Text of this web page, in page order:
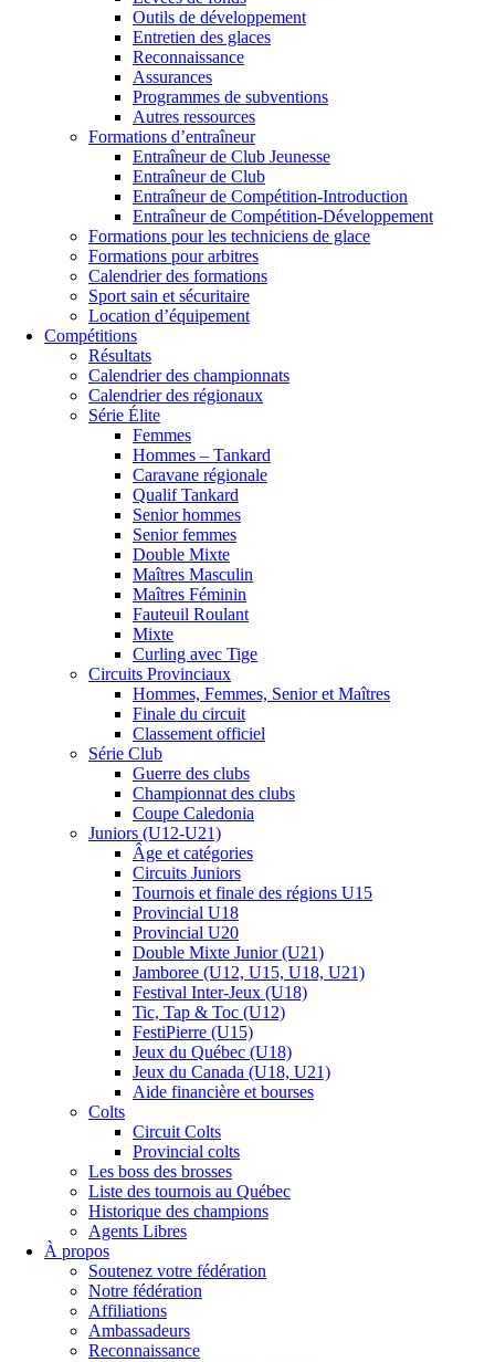
Outils de développement
Entretien des glaces
Reconnaissance
Assurances
Programmes de subventions
Autres ressources
Formations d’entraîneur
Entraîneur de Club Jeunesse
Entraîneur de Club
Entraîneur de Compétition-Introduction
Entraîneur de Compétition-Développement
Formations pour les techniciens de glace
Formations pour arbitres
Calendrier des formations
Sport sain et sécuritaire
Location d’équipement
Compétitions
Résultats
Calendrier des championnats
Calendrier des régionaux
Série Élite
Femmes
Hommes – Tankard
Caravane régionale
Qualif Tankard
Senior hommes
Senior femmes
Double Mixte
Maîtres Masculin
Maîtres Féminin
Fauteuil Roulant
Mixte
Curling avec Tige
Circuits Provinciaux
Hommes, Femmes, Senior et Maîtres
Finale du circuit
Classement officiel
Série Club
Guerre des clubs
Championnat des clubs
Coupe Caledonia
Juniors (U12-U21)
Âge et catégories
Circuits Juniors
Tournois et finale des régions U15
Provincial U18
Provincial U20
Double Mixte Junior (U21)
Jamboree (U12, U15, U18, U21)
Festival Inter-Jeux (U18)
Tic, Tap & Toc (U12)
FestiPierre (U15)
Jeux du Québec (U18)
Jeux du Canada (U18, U21)
Aide financière et bourses
Colts
Circuit Colts
Provincial colts
Les boss des brosses
Liste des tournois au Québec
Historique des champions
Agents Libres
À propos
Soutenez votre fédération
Notre fédération
Affiliations
Ambassadeurs
Reconnaissance